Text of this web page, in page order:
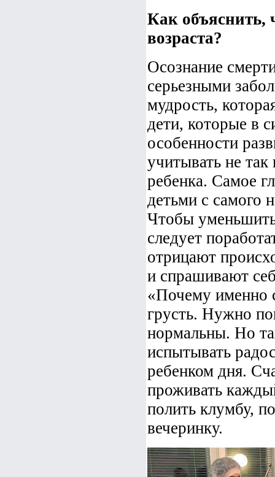
Как объяснить,
возраста?
Осознание
серьезными
мудрость,
дети, которые в
особенности
учитывать не так
ребенка. Самое
детьми с самого
Чтобы
следует
отрицают
и спрашивают
«Почему именно
грусть. Нужно
нормальны. Но
испытывать
ребенком дня.
проживать
полить клумбу,
вечеринку.